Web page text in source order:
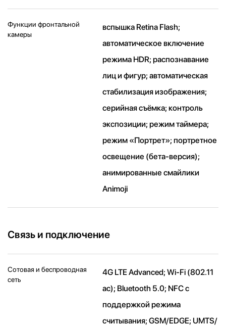
Функции фронтальной
камеры
вспышка Retina Flash;
автоматическое включение
режима HDR; распознавание
лиц и фигур; автоматическая
стабилизация изображения;
серийная съëмка; контроль
экспозиции; режим таймера;
режим «Портрет»; портретное
освещение (бета-версия);
анимированные смайлики
Animoji
Связь и подключение
Сотовая и беспроводная
сеть
4G LTE Advanced; Wi-Fi (802.11​
ac); Bluetooth 5.0; NFC с
поддержкой режима
считывания; GSM/EDGE; UMTS/​